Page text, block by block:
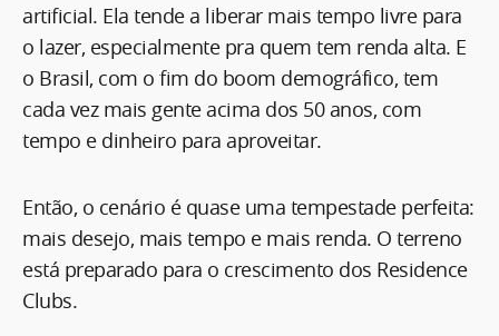
artificial. Ela tende a liberar mais tempo livre para
o lazer, especialmente pra quem tem renda alta. E
o Brasil, com o fim do boom demográfico, tem
cada vez mais gente acima dos 50 anos, com
tempo e dinheiro para aproveitar.
Então, o cenário é quase uma tempestade perfeita:
mais desejo, mais tempo e mais renda. O terreno
está preparado para o crescimento dos Residence
Clubs.